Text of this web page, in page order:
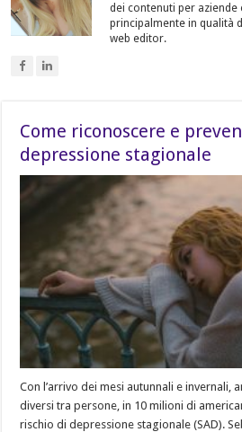
dei contenuti per
principalmente in qualità
web editor.
Come riconoscere e
depressione stagionale
Con l’arrivo dei mesi autunnali e invernali,
diversi tra persone, in 10 milioni di
rischio di depressione stagionale (SAD).